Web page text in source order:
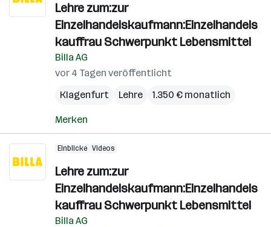
Lehre zum:zur
Einzelhandelskaufmann:Einzelhandels
kauffrau Schwerpunkt Lebensmittel
Billa AG
vor 4 Tagen veröffentlicht
Klagenfurt
Lehre 1.350 € monatlich
Merken
Einblicke Videos
Lehre zum:zur
Einzelhandelskaufmann:Einzelhandels
kauffrau Schwerpunkt Lebensmittel
Billa AG